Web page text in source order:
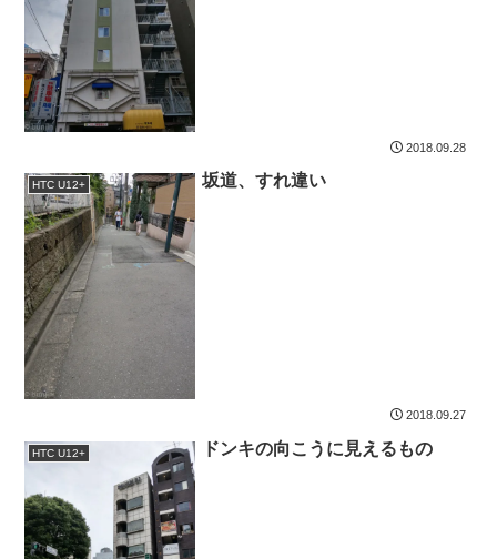
2018.09.28
HTC U12+ 坂道、すれ違い
2018.09.27
HTC U12+ ドンキの向こうに見えるもの